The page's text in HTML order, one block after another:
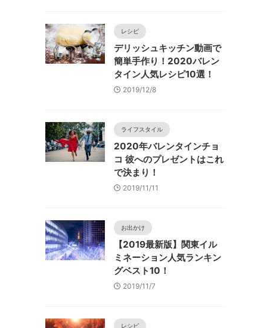
レシピ
デリッシュキッチン動画で
簡単手作り！2020バレン
タイン人気レシピ10選！
2019/12/8
ライフスタイル
2020年バレンタインチョ
コ 彼へのプレゼントはこれ
で決まり！
2019/11/11
お出かけ
【2019最新版】関東イル
ミネーション人気ランキン
グベスト10！
2019/11/7
レシピ